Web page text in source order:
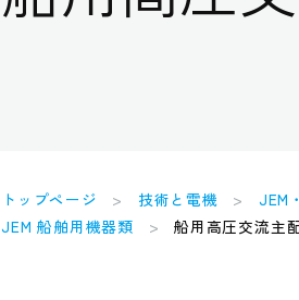
トップページ 技術と電機 JEM
JEM 船舶用機器類
船用高圧交流主